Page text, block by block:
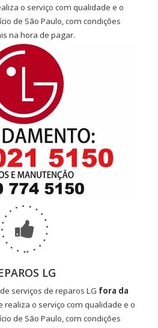
o serviço com qualidade e o
de São Paulo, com condições
na hora de pagar.
LG
serviços de reparos LG fora da
realiza o serviço com qualidade e o
de São Paulo, com condições